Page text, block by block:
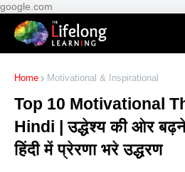
google.com
Home Motivational & Inspirational
Top 10 Motivational
Hindi | उद्धेश्य की ओर
हिंदी में प्रेरणा भरे उद्धरण